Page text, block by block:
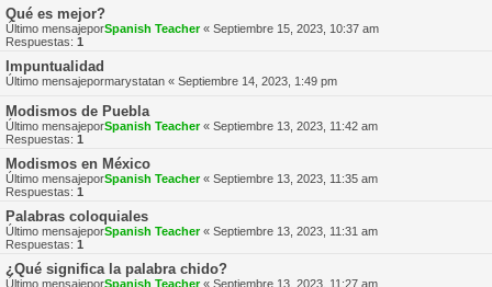
Qué es mejor?
Último mensajeporSpanish Teacher« Septiembre 15, 2023, 10:37 am
Respuestas: 1
Impuntualidad
Último mensajepormarystatan « Septiembre 14, 2023, 1:49 pm
Modismos de Puebla
Último mensajeporSpanish Teacher« Septiembre 13, 2023, 11:42 am
Respuestas: 1
Modismos en México
Último mensajeporSpanish Teacher« Septiembre 13, 2023, 11:35 am
Respuestas: 1
Palabras coloquiales
Último mensajeporSpanish Teacher« Septiembre 13, 2023, 11:31 am
Respuestas: 1
¿Qué significa la palabra chido?
Último mensajeporSpanish Teacher« Septiembre 13, 2023, 11:27 am